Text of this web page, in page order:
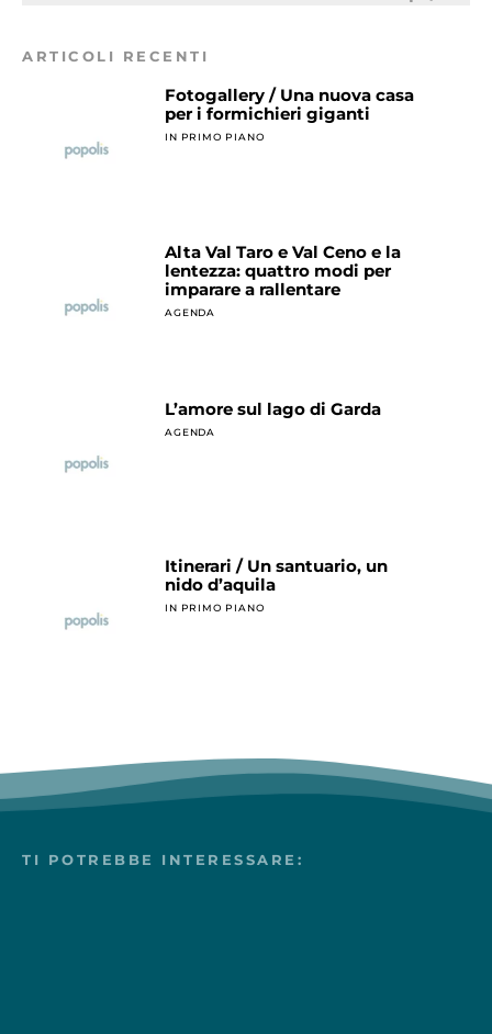
ARTICOLI RECENTI
Fotogallery / Una nuova casa
per i formichieri giganti
IN PRIMO PIANO
Alta Val Taro e Val Ceno e la
lentezza: quattro modi per
imparare a rallentare
AGENDA
L’amore sul lago di Garda
AGENDA
Itinerari / Un santuario, un
nido d’aquila
IN PRIMO PIANO
TI POTREBBE INTERESSARE: